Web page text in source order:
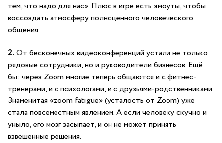
тем, что надо для нас». Плюс в игре есть эмоуты, чтобы
воссоздать атмосферу полноценного человеческого
общения.
2. От бесконечных видеоконференций устали не только
рядовые сотрудники, но и руководители бизнесов. Ещё
бы: через Zoom многие теперь общаются и с фитнес-
тренерами, и с психологами, и с друзьями-родственниками.
Знаменитая «zoom fatigue» (усталость от Zoom) уже
стала повсеместным явлением. А если человеку скучно и
уныло, его мозг засыпает, и он не может принять
взвешенные решения.